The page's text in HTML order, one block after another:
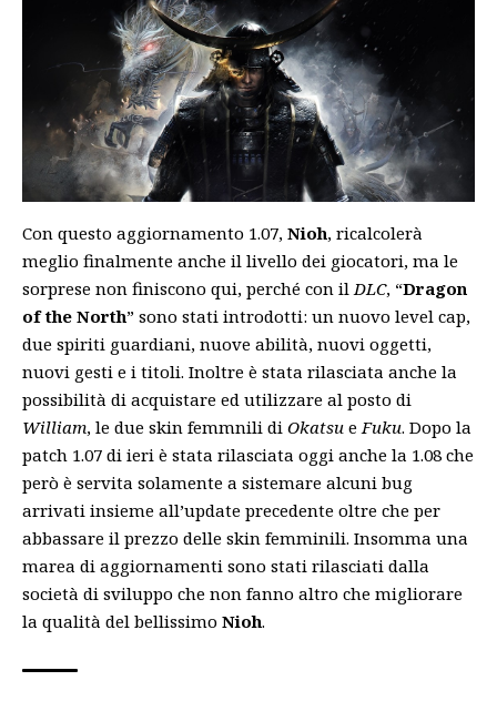
Con questo aggiornamento 1.07, Nioh, ricalcolerà
meglio finalmente anche il livello dei giocatori, ma le
sorprese non finiscono qui, perché con il DLC, “Dragon
of the North” sono stati introdotti: un nuovo level cap,
due spiriti guardiani, nuove abilità, nuovi oggetti,
nuovi gesti e i titoli. Inoltre è stata rilasciata anche la
possibilità di acquistare ed utilizzare al posto di
William, le due skin femmnili di Okatsu e Fuku. Dopo la
patch 1.07 di ieri è stata rilasciata oggi anche la 1.08 che
però è servita solamente a sistemare alcuni bug
arrivati insieme all’update precedente oltre che per
abbassare il prezzo delle skin femminili. Insomma una
marea di aggiornamenti sono stati rilasciati dalla
società di sviluppo che non fanno altro che migliorare
la qualità del bellissimo Nioh.